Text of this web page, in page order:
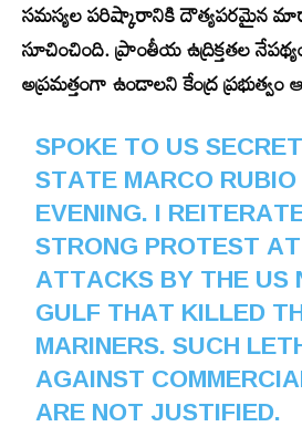
సమస్యల పరిష్కారానికి దౌత్యపరమైన
సూచించింది. ప్రాంతీయ ఉద్రిక్తతల
అప్రమత్తంగా ఉండాలని కేంద్ర
SPOKE TO US
STATE MARCO
EVENING. I
STRONG PROTEST
ATTACKS BY THE US
GULF THAT KILLED
MARINERS. SUCH
AGAINST
ARE NOT JUSTIFIED.